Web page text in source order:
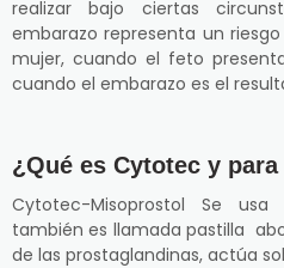
realizar bajo ciertas
embarazo representa un
mujer, cuando el feto
cuando el embarazo es el
¿Qué es Cytotec y
Cytotec-Misoprostol Se
también es llamada pastilla
de las prostaglandinas, actúa